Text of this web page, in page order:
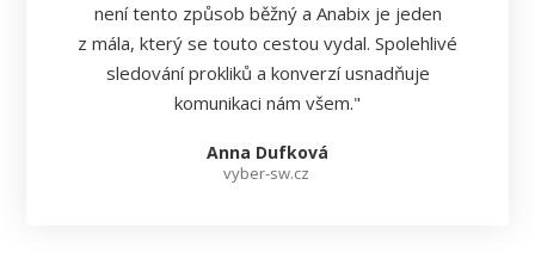
není tento způsob běžný a Anabix je jeden
z mála, který se touto cestou vydal. Spolehlivé
sledování prokliků a konverzí usnadňuje
komunikaci nám všem."
Anna Dufková
vyber-sw.cz